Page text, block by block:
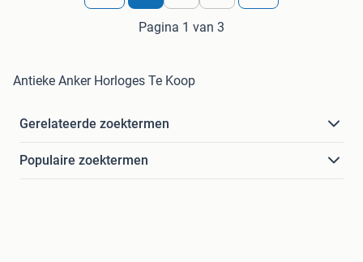
Pagina 1 van 3
Antieke Anker Horloges Te Koop
Gerelateerde zoektermen
Populaire zoektermen